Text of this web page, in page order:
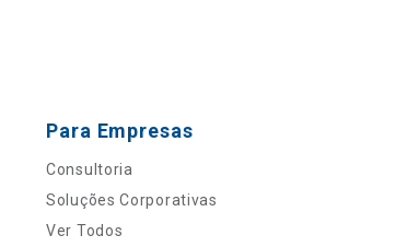
Para Empresas
Consultoria
Soluções Corporativas
Ver Todos